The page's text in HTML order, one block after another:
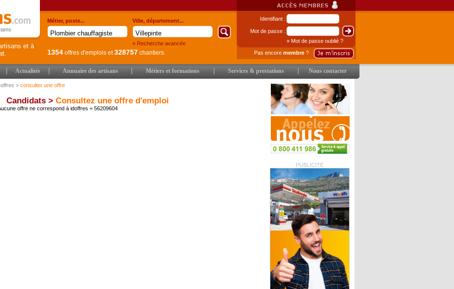
et à
Identifiant :
Mot de passe :
» Mot de passe oublié ?
Pas encore membre ?
Métier, poste... Ville, département...
» Recherche avancée
1354 offres d'emplois et328757 chantiers.
Actualités Annuaire des artisans Métiers et formations Services & prestations Nous contacter
> consulter une offre
PUBLICITÉ
Candidats > Consultez une offre d'emploi
offre ne correspond à idoffres = 56209604